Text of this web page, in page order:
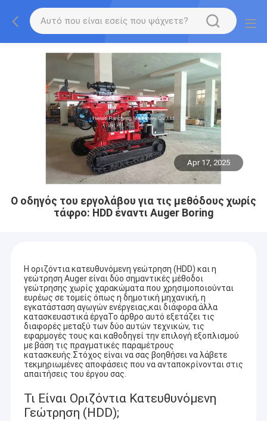
Apr 17, 2025
Ο οδηγός του εργολάβου για τις μεθόδους χωρίς
τάφρο: HDD έναντι Auger Boring
Η οριζόντια κατευθυνόμενη γεώτρηση (HDD) και η
γεώτρηση Auger είναι δύο σημαντικές μέθοδοι
γεώτρησης χωρίς χαρακώματα που χρησιμοποιούνται
ευρέως σε τομείς όπως η δημοτική μηχανική, η
εγκατάσταση αγωγών ενέργειας,και διάφορα άλλα
κατασκευαστικά έργαΤο άρθρο αυτό εξετάζει τις
διαφορές μεταξύ των δύο αυτών τεχνικών, τις
εφαρμογές τους και καθοδηγεί την επιλογή εξοπλισμού
με βάση τις πραγματικές παραμέτρους
κατασκευής.Στόχος είναι να σας βοηθήσει να λάβετε
τεκμηριωμένες αποφάσεις που να ανταποκρίνονται στις
απαιτήσεις του έργου σας.
Τι Είναι Οριζόντια Κατευθυνόμενη
Γεώτρηση (HDD);